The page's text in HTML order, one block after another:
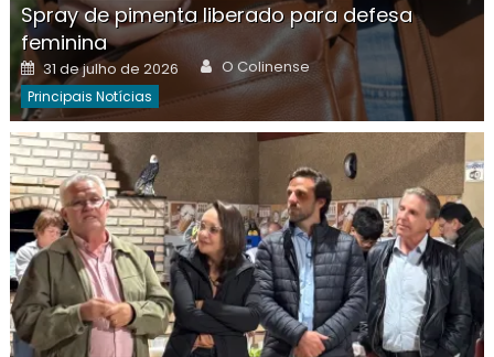
Spray de pimenta liberado para defesa
feminina
Posted
on
31 de julho de 2026 Author
O Colinense
Principais Notícias